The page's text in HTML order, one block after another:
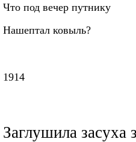
Что под вечер путнику
Нашептал ковыль?
1914
Заглушила засуха